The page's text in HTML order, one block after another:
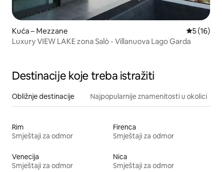
Kuća – Mezzane Prosječna
5 (16)
Luxury VIEW LAKE zona Salò - Villanuova Lago Garda
Destinacije koje treba istražiti
Obližnje destinacije Najpopularnije znamenitosti u okolici
Rim
Smještaji za odmor
Firenca
Smještaji za odmor
Venecija
Smještaji za odmor
Nica
Smještaji za odmor